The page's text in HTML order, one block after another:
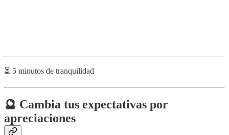
⏳ 5 minutos de tranquilidad
🔮 Cambia tus expectativas por
apreciaciones